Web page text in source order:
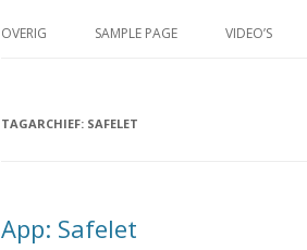
OVERIG SAMPLE PAGE VIDEO’S
TAGARCHIEF: SAFELET
App: Safelet